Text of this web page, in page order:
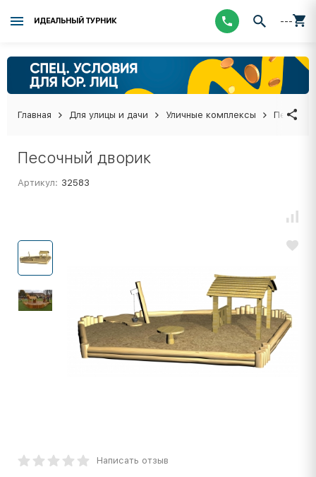
ИДЕАЛЬНЫЙ ТУРНИК ---
Главная Для улицы и дачи Уличные комплексы
Песочный дворик
Артикул: 32583
Написать отзыв